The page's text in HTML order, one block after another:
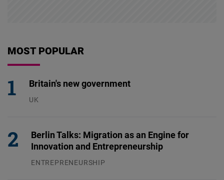
MOST POPULAR
Britain's new government
UK
Berlin Talks: Migration as an Engine for
Innovation and Entrepreneurship
ENTREPRENEURSHIP